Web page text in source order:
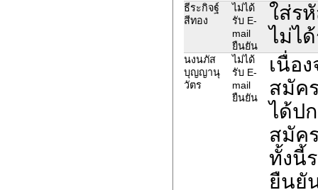
ธีระกิจฐ์
สีทอง
ไม่ได้
รับ E-
mail
ยืนยัน
ใส่ร
ไม่ไ
นงนภัส
บุญญานุ
วัตร
ไม่ได้
รับ E-
mail
ยืนยัน
เนื่อ
สมัค
ได้ป
สมัค
ทั้งนี้
ยืนยั